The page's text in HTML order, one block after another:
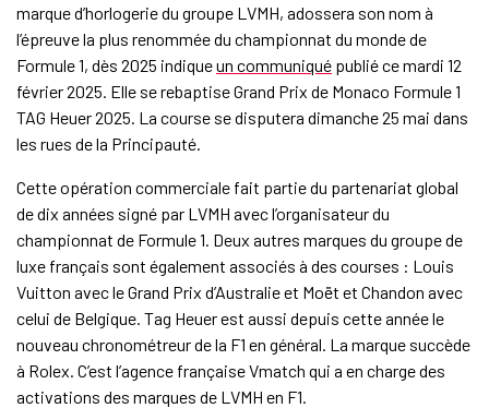
marque d’horlogerie du groupe LVMH, adossera son nom à
l’épreuve la plus renommée du championnat du monde de
Formule 1, dès 2025 indiqueun communiquépublié ce mardi 12
février 2025. Elle se rebaptise Grand Prix de Monaco Formule 1
TAG Heuer 2025. La course se disputera dimanche 25 mai dans
les rues de la Principauté.
Cette opération commerciale fait partie du partenariat global
de dix années signé par LVMH avec l’organisateur du
championnat de Formule 1. Deux autres marques du groupe de
luxe français sont également associés à des courses : Louis
Vuitton avec le Grand Prix d’Australie et Moët et Chandon avec
celui de Belgique. Tag Heuer est aussi depuis cette année le
nouveau chronométreur de la F1 en général. La marque succède
à Rolex. C’est l’agence française Vmatch qui a en charge des
activations des marques de LVMH en F1.